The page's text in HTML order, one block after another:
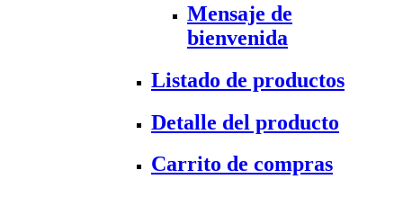
Mensaje de
bienvenida
Listado de productos
Detalle del producto
Carrito de compras